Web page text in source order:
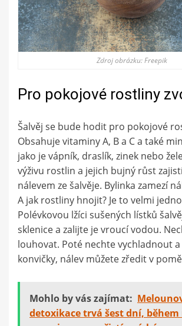
Zdroj obrázku: Freepik
Pro pokojové rostliny
Šalvěj se bude hodit pro pokojové
Obsahuje vitaminy A, B a C a také
jako je vápník, draslík, zinek nebo
výživu rostlin a jejich bujný růst
nálevem ze šalvěje. Bylinka zamezí
A jak rostliny hnojit? Je to velmi
Polévkovou lžíci sušených lístků
sklenice a zalijte je vroucí vodou.
louhovat. Poté nechte vychladnout
konvičky, nálev můžete zředit v
Mohlo by vás zajímat:
detoxikace trvá šest dní, během